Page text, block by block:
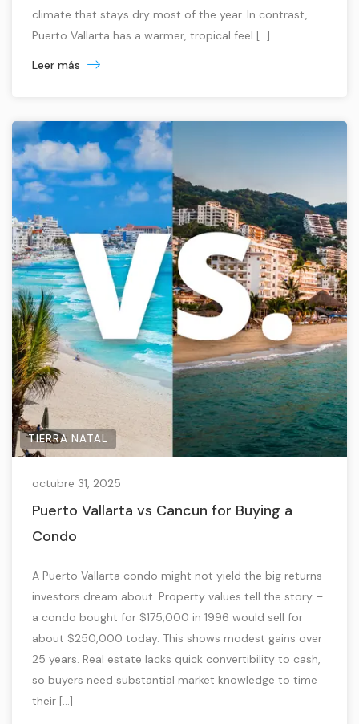
climate that stays dry most of the year. In contrast,
Puerto Vallarta has a warmer, tropical feel […]
Leer más
TIERRA NATAL
octubre 31, 2025
Puerto Vallarta vs Cancun for Buying a
Condo
A Puerto Vallarta condo might not yield the big returns
investors dream about. Property values tell the story –
a condo bought for $175,000 in 1996 would sell for
about $250,000 today. This shows modest gains over
25 years. Real estate lacks quick convertibility to cash,
so buyers need substantial market knowledge to time
their […]